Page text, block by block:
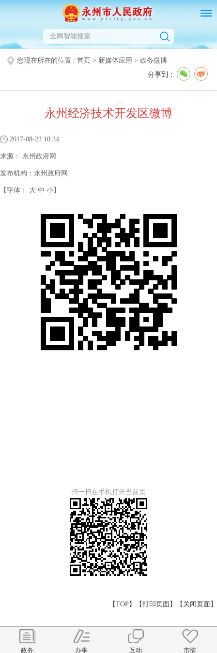
您现在所在的位置 : 首页 > 新媒体应用 > 政务微博
分享到：
永州经济技术开发区微博
2017-08-23 10:34
来源： 永州政府网
发布机构： 永州政府网
【字体： 大 中 小】
扫一扫在手机打开当前页
【TOP】 【打印页面 】【 关闭页面 】
政务 办事 互动 市情